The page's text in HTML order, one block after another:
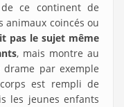
ce continent de
coincés ou
pas le sujet même
, mais montre au
drame par exemple
est rempli de
les jeunes enfants